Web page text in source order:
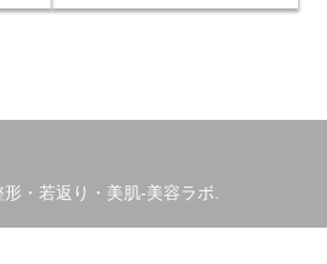
・若返り・美肌-美容ラボ.